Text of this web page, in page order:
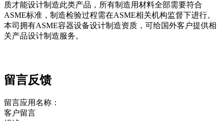
质才能设计制造此类产品，所有制造用材料全部需要符合
ASME标准，制造检验过程需在ASME相关机构监督下进行。
本司拥有ASME容器设备设计制造资质，可给国外客户提供相
关产品设计制造服务。
留言反馈
留言应用名称：
客户留言